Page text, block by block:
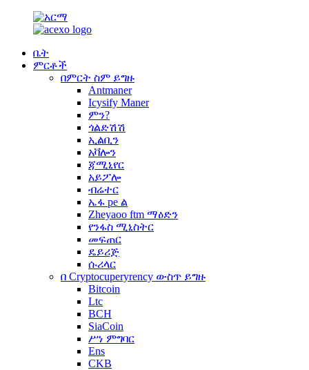
ቤት
ምርቶች
በምርት ስም ይግዙ
Antmaner
Icysify Maner
ምን?
ጎልድሽሽ
ኢልቢን
አቫሎን
ጃሚኒየር
አይፖሎ
ብሬተር
ኤፋ pe ል
Zheyaoo ftm ማዕድን
የንፋስ ሚኒስትር
መፍጠር
ዴይሪጅ
ሱሪላር
በ Cryptocuperyrency ውስጥ ይግዙ
Bitcoin
Ltc
BCH
SiaCoin
ሥነ ምግባር
Ens
CKB